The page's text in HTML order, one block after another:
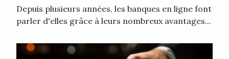
Depuis plusieurs années, les banques en ligne font
parler d'elles grâce à leurs nombreux avantages...